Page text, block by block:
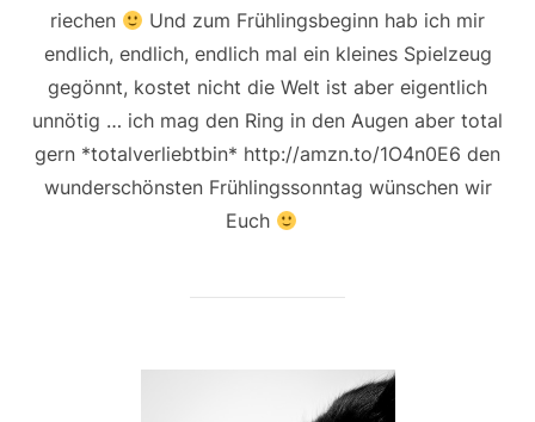
riechen
Und zum Frühlingsbeginn hab ich mir
endlich, endlich, endlich mal ein kleines Spielzeug
gegönnt, kostet nicht die Welt ist aber eigentlich
unnötig … ich mag den Ring in den Augen aber total
gern *totalverliebtbin* http://amzn.to/1O4n0E6 den
wunderschönsten Frühlingssonntag wünschen wir
Euch